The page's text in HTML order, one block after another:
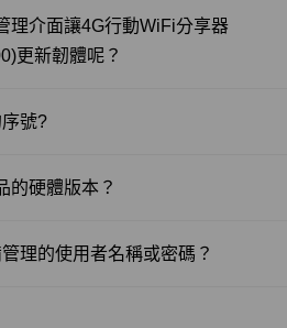
理介面讓4G行動WiFi分享器
更新韌體呢？
號?
的硬體版本？
理的使用者名稱或密碼？